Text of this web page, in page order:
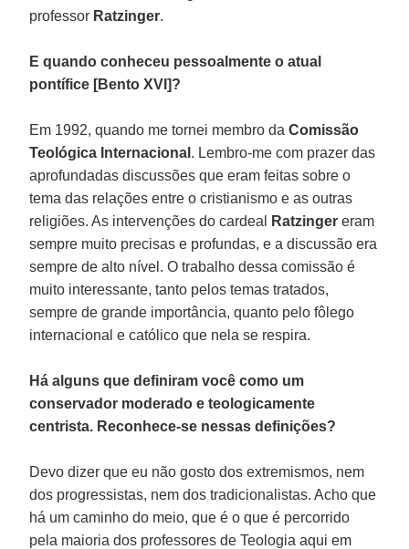
professor Ratzinger.
E quando conheceu pessoalmente o atual
pontífice [Bento XVI]?
Em 1992, quando me tornei membro daComissão
Teológica Internacional . Lembro-me com prazer das
aprofundadas discussões que eram feitas sobre o
tema das relações entre o cristianismo e as outras
religiões. As intervenções do cardeal
Ratzinger eram
sempre muito precisas e profundas, e a discussão era
sempre de alto nível. O trabalho dessa comissão é
muito interessante, tanto pelos temas tratados,
sempre de grande importância, quanto pelo fôlego
internacional e católico que nela se respira.
Há alguns que definiram você como um
conservador moderado e teologicamente
centrista. Reconhece-se nessas definições?
Devo dizer que eu não gosto dos extremismos, nem
dos progressistas, nem dos tradicionalistas. Acho que
há um caminho do meio, que é o que é percorrido
pela maioria dos professores de Teologia aqui em